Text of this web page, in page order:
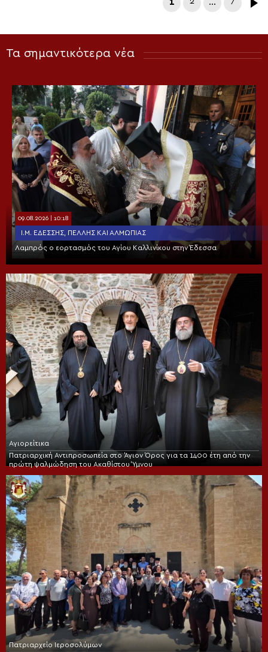
Τα σημαντικότερα νέα
09.08.2026 | 10:18
Ι.Μ. ΕΔΈΣΣΗΣ, ΠΈΛΛΗΣ ΚΑΙ ΑΛΜΩΠΊΑΣ
Λαμπρός ο εορτασμός του Αγίου Καλλινίκου στην Έδεσσα
Αγιορείτικα
Πατριαρχική Αντιπροσωπεία στο Άγιον Όρος για τα 1400 έτη από την
πρώτη ψαλμώδηση του Ακαθίστου Ύμνου
Πατριαρχείο Ιεροσολύμων